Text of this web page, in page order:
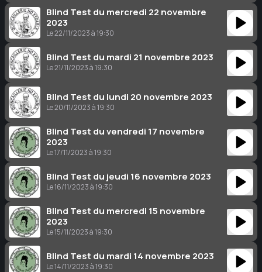
Blind Test du mercredi 22 novembre
2023
Le 22/11/2023 à 19:30
Blind Test du mardi 21 novembre 2023
Le 21/11/2023 à 19:30
Blind Test du lundi 20 novembre 2023
Le 20/11/2023 à 19:30
Blind Test du vendredi 17 novembre
2023
Le 17/11/2023 à 19:30
Blind Test du jeudi 16 novembre 2023
Le 16/11/2023 à 19:30
Blind Test du mercredi 15 novembre
2023
Le 15/11/2023 à 19:30
Blind Test du mardi 14 novembre 2023
Le 14/11/2023 à 19:30